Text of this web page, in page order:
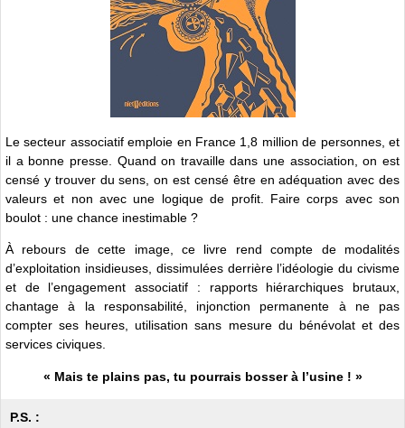
Le secteur associatif emploie en France 1,8 million de personnes, et
il a bonne presse. Quand on travaille dans une association, on est
censé y trouver du sens, on est censé être en adéquation avec des
valeurs et non avec une logique de profit. Faire corps avec son
boulot : une chance inestimable ?
À rebours de cette image, ce livre rend compte de modalités
d’exploitation insidieuses, dissimulées derrière l’idéologie du civisme
et de l’engagement associatif : rapports hiérarchiques brutaux,
chantage à la responsabilité, injonction permanente à ne pas
compter ses heures, utilisation sans mesure du bénévolat et des
services civiques.
« Mais te plains pas, tu pourrais bosser à l’usine ! »
P.S. :